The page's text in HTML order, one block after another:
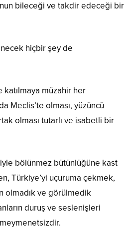
bileceği ve takdir edeceği bir
hiçbir şey de
katılmaya müzahir her
Meclis’te olması, yüzüncü
olması tutarlı ve isabetli bir
bölünmez bütünlüğüne kast
Türkiye’yi uçuruma çekmek,
olmadık ve görülmedik
duruş ve seslenişleri